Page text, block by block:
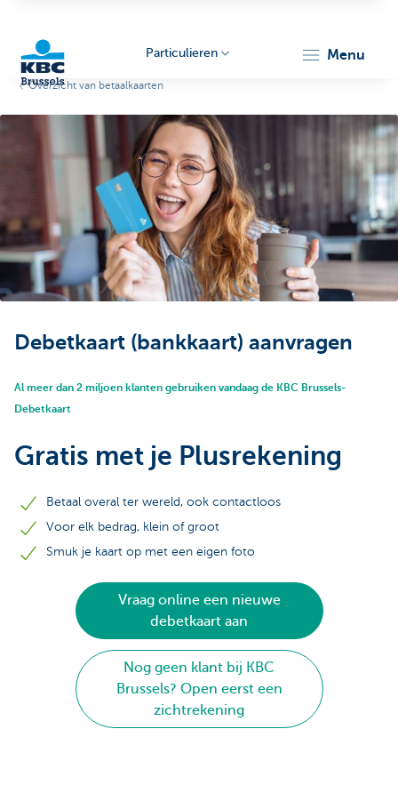
Brussels
Particulieren menu
Overzicht van betaalkaarten
Debetkaart (bankkaart) aanvragen
Al meer dan 2 miljoen klanten gebruiken vandaag de KBC Brussels-
Debetkaart
Gratis met je Plusrekening
Betaal overal ter wereld, ook contactloos
Voor elk bedrag, klein of groot
Smuk je kaart op met een eigen foto
Vraag online een nieuwe
debetkaart aan
Nog geen klant bij KBC
Brussels? Open eerst een
zichtrekening